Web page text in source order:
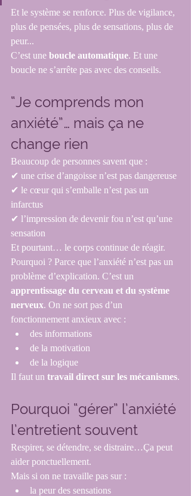
Et le système se renforce. Plus de vigilance,
plus de pensées, plus de sensations, plus de
peur...
C’est une boucle automatique. Et une
boucle ne s’arrête pas avec des conseils.
“Je comprends mon
anxiété”… mais ça ne
change rien
Beaucoup de personnes savent que :
✔ une crise d’angoisse n’est pas dangereuse
✔ le cœur qui s’emballe n’est pas un
infarctus
✔ l’impression de devenir fou n’est qu’une
sensation
Et pourtant… le corps continue de réagir.
Pourquoi ? Parce que l’anxiété n’est pas un
problème d’explication. C’est un
apprentissage du cerveau et du système
nerveux. On ne sort pas d’un
fonctionnement anxieux avec :
des informations
de la motivation
de la logique
Il faut un travail direct sur les mécanismes.
Pourquoi “gérer” l’anxiété
l’entretient souvent
Respirer, se détendre, se distraire…Ça peut
aider ponctuellement.
Mais si on ne travaille pas sur :
la peur des sensations